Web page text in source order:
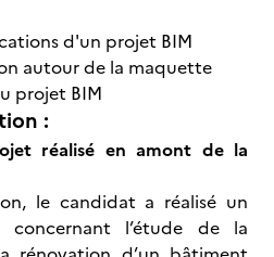
d'un projet BIM
autour de la maquette
projet BIM
:
réalisé en amont de la
le candidat a réalisé un
l’étude de la